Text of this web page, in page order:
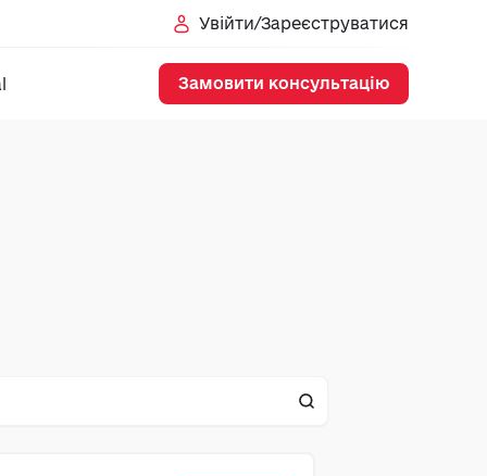
Увійти/Зареєструватися
Замовити консультацію